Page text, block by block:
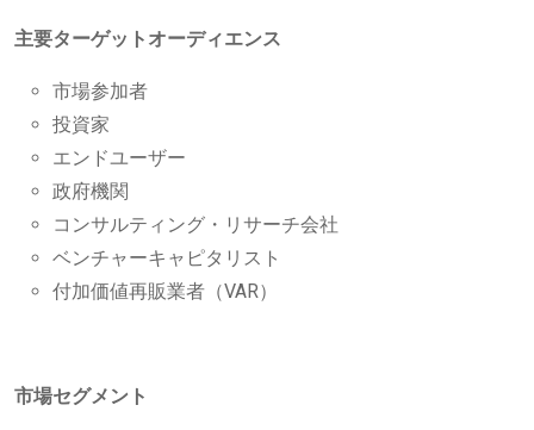
主要ターゲットオーディエンス
市場参加者
投資家
エンドユーザー
政府機関
コンサルティング・リサーチ会社
ベンチャーキャピタリスト
付加価値再販業者（VAR）
市場セグメント